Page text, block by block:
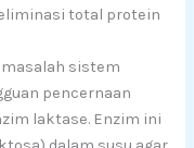
total protein
sistem
pencernaan
laktase. Enzim ini